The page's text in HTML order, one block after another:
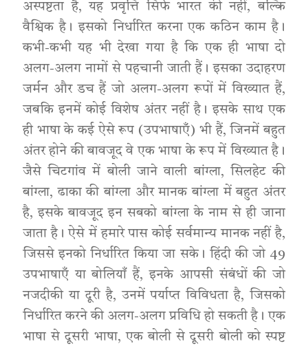
अस्पष्टता है, यह प्रवृत्ति सिर्फ भारत की नहीं, बल्कि
वैश्विक है। इसको निर्धारित करना एक कठिन काम है।
कभी-कभी यह भी देखा गया है कि एक ही भाषा दो
अलग-अलग नामों से पहचानी जाती हैं। इसका उदाहरण
जर्मन और डच हैं जो अलग-अलग रूपों में विख्यात हैं,
जबकि इनमें कोई विशेष अंतर नहीं है। इसके साथ एक
ही भाषा के कई ऐसे रूप (उपभाषाएँ) भी हैं, जिनमें बहुत
अंतर होने की बावजूद वे एक भाषा के रूप में विख्यात है।
जैसे चिटगांव में बोली जाने वाली बांग्ला, सिलहेट की
बांग्ला, ढाका की बांग्ला और मानक बांग्ला में बहुत अंतर
है, इसके बावजूद इन सबको बांग्ला के नाम से ही जाना
जाता है। ऐसे में हमारे पास कोई सर्वमान्य मानक नहीं है,
जिससे इनको निर्धारित किया जा सके। हिंदी की जो 49
उपभाषाएँ या बोलियाँ हैं, इनके आपसी संबंधों की जो
नजदीकी या दूरी है, उनमें पर्याप्त विविधता है, जिसको
निर्धारित करने की अलग-अलग प्रविधि हो सकती है। एक
भाषा से दूसरी भाषा, एक बोली से दूसरी बोली को स्पष्ट